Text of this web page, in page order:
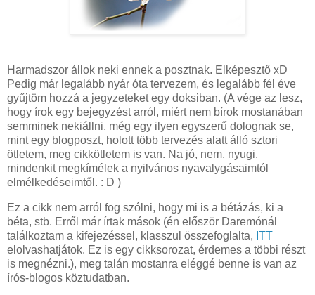
Harmadszor állok neki ennek a posztnak. Elképesztő xD
Pedig már legalább nyár óta tervezem, és legalább fél éve
gyűjtöm hozzá a jegyzeteket egy doksiban. (A vége az lesz,
hogy írok egy bejegyzést arról, miért nem bírok mostanában
semminek nekiállni, még egy ilyen egyszerű dolognak se,
mint egy blogposzt, holott több tervezés alatt álló sztori
ötletem, meg cikkötletem is van. Na jó, nem, nyugi,
mindenkit megkímélek a nyilvános nyavalygásaimtól
elmélkedéseimtől. : D )
Ez a cikk nem arról fog szólni, hogy mi is a bétázás, ki a
béta, stb. Erről már írtak mások (én először Daremónál
találkoztam a kifejezéssel, klasszul összefoglalta, ITT
elolvashatjátok. Ez is egy cikksorozat, érdemes a többi részt
is megnézni.), meg talán mostanra eléggé benne is van az
írós-blogos köztudatban.